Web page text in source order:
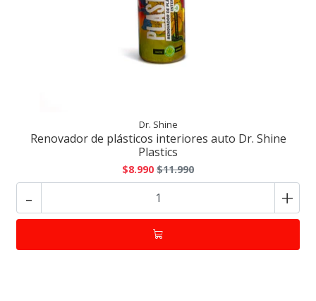
Dr. Shine
Renovador de plásticos interiores auto Dr. Shine
Plastics
$8.990 $11.990
- +